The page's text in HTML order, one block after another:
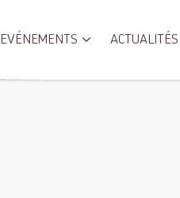
EVÉNEMENTS ACTUALITÉS